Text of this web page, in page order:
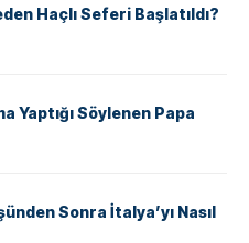
Haçlı Seferi Başlatıldı?
Yaptığı Söylenen Papa
Sonra İtalya’yı Nasıl